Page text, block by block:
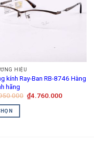
HIỆU
kính Ray-Ban RB-8746 Hàng
hãng
Giá
gốc
₫4.760.000Giá